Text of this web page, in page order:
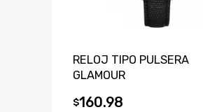
RELOJ TIPO PULSERA
GLAMOUR
$160.98